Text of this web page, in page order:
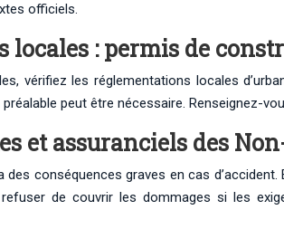
officiels.
locales : permis de
vérifiez les réglementations locales
peut être nécessaire. Renseignez-
et assuranciels des
conséquences graves en cas
refuser de couvrir les dommages si les